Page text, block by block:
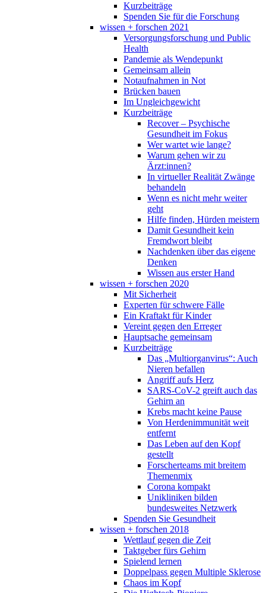
Kurzbeiträge
Spenden Sie für die Forschung
wissen + forschen 2021
Versorgungsforschung und Public
Health
Pandemie als Wendepunkt
Gemeinsam allein
Notaufnahmen in Not
Brücken bauen
Im Ungleichgewicht
Kurzbeiträge
Recover – Psychische
Gesundheit im Fokus
Wer wartet wie lange?
Warum gehen wir zu
Ärzt:innen?
In virtueller Realität Zwänge
behandeln
Wenn es nicht mehr weiter
geht
Hilfe finden, Hürden meistern
Damit Gesundheit kein
Fremdwort bleibt
Nachdenken über das eigene
Denken
Wissen aus erster Hand
wissen + forschen 2020
Mit Sicherheit
Experten für schwere Fälle
Ein Kraftakt für Kinder
Vereint gegen den Erreger
Hauptsache gemeinsam
Kurzbeiträge
Das „Multiorganvirus“: Auch
Nieren befallen
Angriff aufs Herz
SARS-CoV-2 greift auch das
Gehirn an
Krebs macht keine Pause
Von Herdenimmunität weit
entfernt
Das Leben auf den Kopf
gestellt
Forscherteams mit breitem
Themenmix
Corona kompakt
Unikliniken bilden
bundesweites Netzwerk
Spenden Sie Gesundheit
wissen + forschen 2018
Wettlauf gegen die Zeit
Taktgeber fürs Gehirn
Spielend lernen
Doppelpass gegen Multiple Sklerose
Chaos im Kopf